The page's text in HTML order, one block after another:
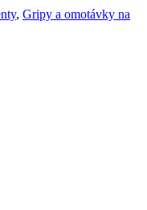
, Gripy a omotávky na